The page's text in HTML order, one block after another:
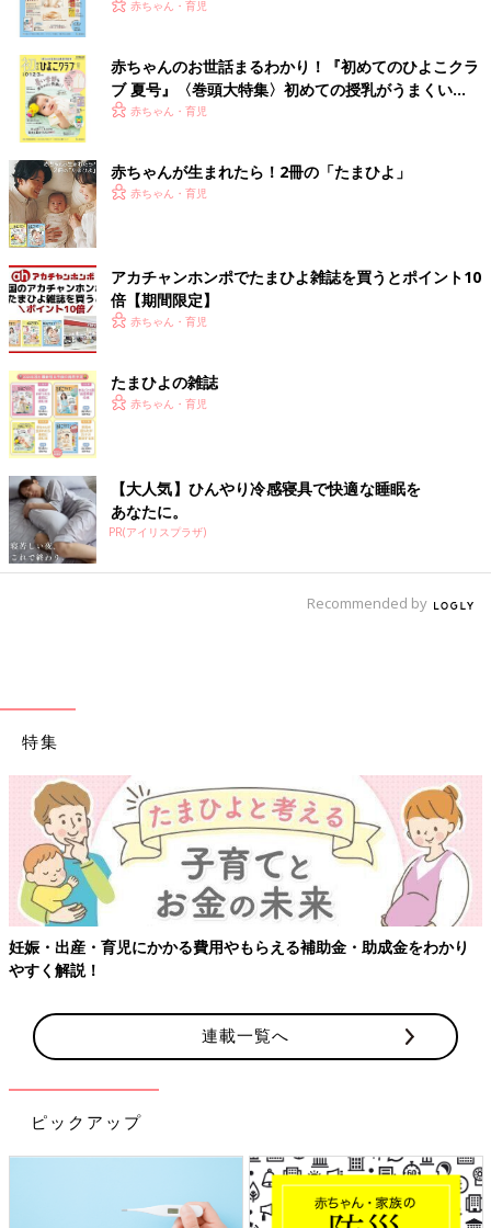
いっぱい！
赤ちゃん・育児
赤ちゃんのお世話まるわかり！『初めてのひよこクラ
ブ 夏号』〈巻頭大特集〉初めての授乳がうまくい
く！ おっぱい・ミルクの基本と夏のトラブル 解決テ
赤ちゃん・育児
赤ちゃんが生まれたら！2冊の「たまひよ」
赤ちゃん・育児
アカチャンホンポでたまひよ雑誌を買うとポイント10
倍【期間限定】
赤ちゃん・育児
たまひよの雑誌
赤ちゃん・育児
【大人気】ひんやり冷感寝具で快適な睡眠を
あなたに。
PR(アイリスプラザ)
Recommended by
特集
妊娠・出産・育児にかかる費用やもらえる補助金・助成金をわかり
やすく解説！
連載一覧へ
ピックアップ